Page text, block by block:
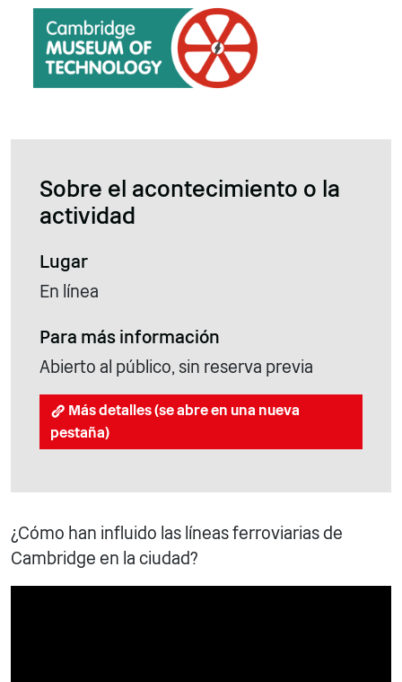
Sobre el acontecimiento o la
actividad
Lugar
En línea
Para más información
Abierto al público, sin reserva previa
Más detalles (se abre en una nueva
pestaña)
¿Cómo han influido las líneas ferroviarias de
Cambridge en la ciudad?